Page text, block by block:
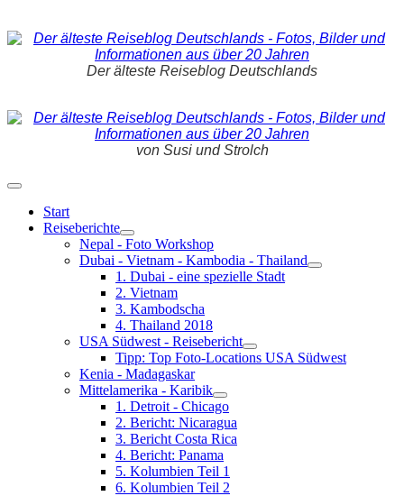
Der älteste Reiseblog Deutschlands
von Susi und Strolch
Start
Reiseberichte
Nepal - Foto Workshop
Dubai - Vietnam - Kambodia - Thailand
1. Dubai - eine spezielle Stadt
2. Vietnam
3. Kambodscha
4. Thailand 2018
USA Südwest - Reisebericht
Tipp: Top Foto-Locations USA Südwest
Kenia - Madagaskar
Mittelamerika - Karibik
1. Detroit - Chicago
2. Bericht: Nicaragua
3. Bericht Costa Rica
4. Bericht: Panama
5. Kolumbien Teil 1
6. Kolumbien Teil 2